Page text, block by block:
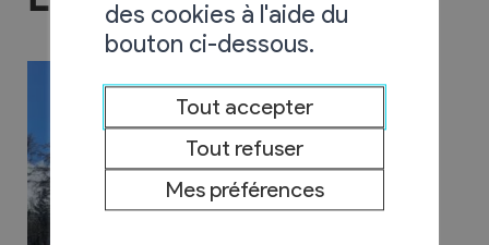
des cookies à l'aide du
bouton ci-dessous.
Tout accepter
Tout refuser
Mes préférences